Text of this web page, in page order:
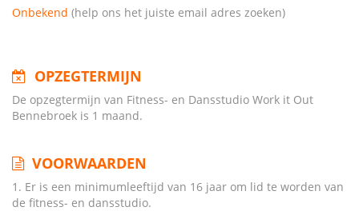
Onbekend (help ons het juiste email adres zoeken)
OPZEGTERMIJN
De opzegtermijn van Fitness- en Dansstudio Work it Out
Bennebroek is 1 maand.
VOORWAARDEN
1. Er is een minimumleeftijd van 16 jaar om lid te worden van
de fitness- en dansstudio.